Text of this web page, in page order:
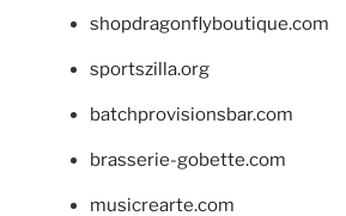
shopdragonflyboutique.com
sportszilla.org
batchprovisionsbar.com
brasserie-gobette.com
musicrearte.com